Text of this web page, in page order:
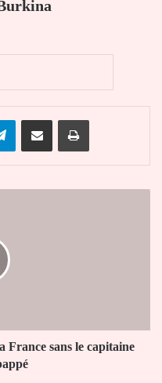
TelegramPartager par email Imprimer
France sans le capitaine